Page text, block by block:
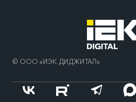
© ООО «ИЭК ДИДЖИТАЛ»